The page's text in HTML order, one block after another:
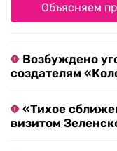
Объясняем
Возбуждено
создателям
«Тихое
визитом